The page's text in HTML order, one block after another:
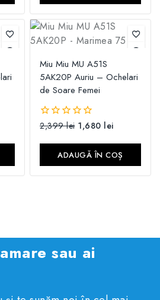
Miu Miu MU A51S
5AK20P Auriu – Ochelari
de Soare Femei
0
5
2,399lei 1,680 lei
ADAUGĂ ÎN COȘ
sau ai